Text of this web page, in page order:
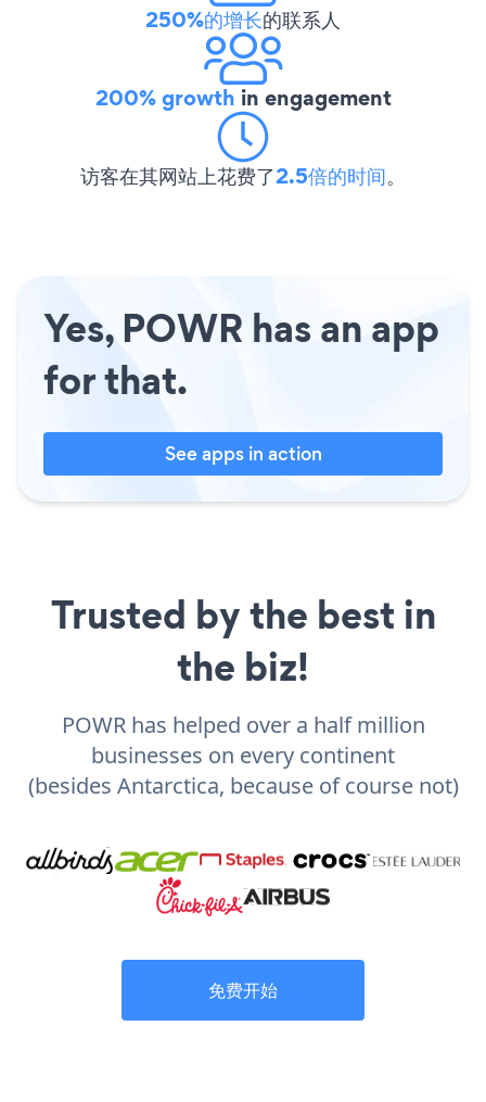
250%的增长的联系人
200% growth in engagement
访客在其网站上花费了2.5倍的时间。
Yes, POWR has an app
for that.
See apps in action
Trusted by the best in
the biz!
POWR has helped over a half million
businesses on every continent
(besides Antarctica, because of course not)
免费开始